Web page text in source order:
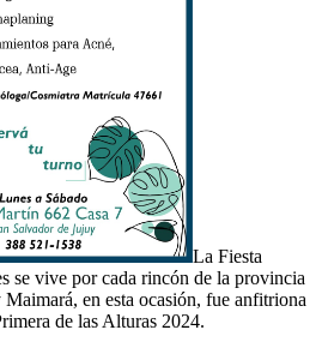
La Fiesta
se vive por cada rincón de la provincia
en esta ocasión, fue anfitriona
de las Alturas 2024.